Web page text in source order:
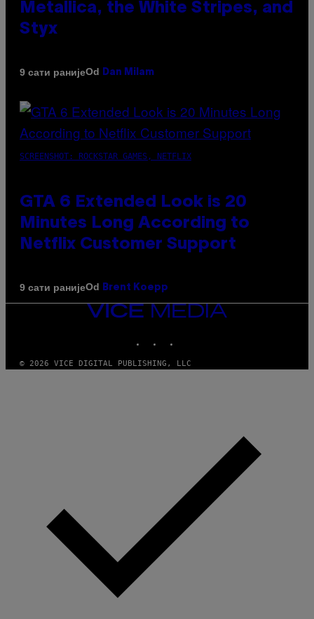
Metallica, the White Stripes, and
Styx
9 сати ранијеOd Dan Milam
SCREENSHOT: ROCKSTAR GAMES, NETFLIX
GTA 6 Extended Look is 20
Minutes Long According to
Netflix Customer Support
9 сати ранијеOd Brent Koepp
VICE
© 2026 VICE DIGITAL PUBLISHING, LLC